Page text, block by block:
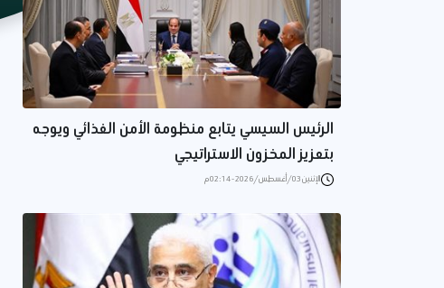
الرئيس السيسي يتابع منظومة الأمن الغذائي ويوجه
بتعزيز المخزون الاستراتيجي
الإثنين 03/أغسطس/2026 - 02:14 م